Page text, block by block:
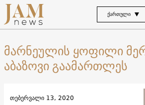
ᲥᲐᲠᲗᲣᲚᲘ
მარნეულის ყოფილი
აბაზოვი გაამართლეს
თებერვალი 13, 2020